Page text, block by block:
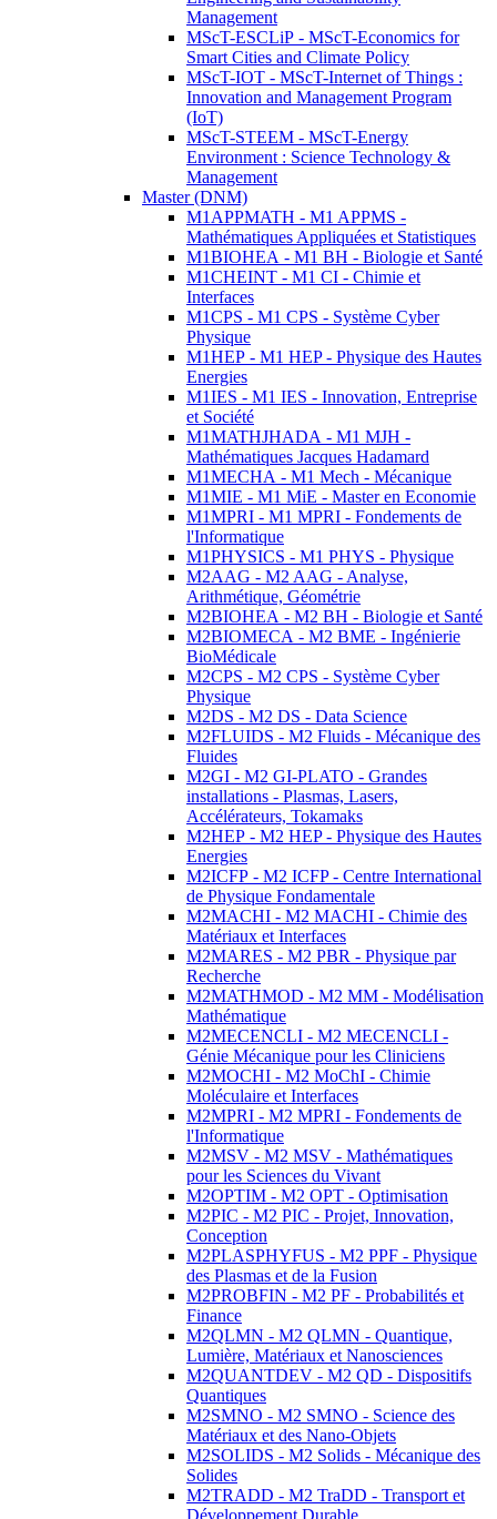
Management
MScT-ESCLiP - MScT-Economics for
Smart Cities and Climate Policy
MScT-IOT - MScT-Internet of Things :
Innovation and Management Program
(IoT)
MScT-STEEM - MScT-Energy
Environment : Science Technology &
Management
Master (DNM)
M1APPMATH - M1 APPMS -
Mathématiques Appliquées et Statistiques
M1BIOHEA - M1 BH - Biologie et Santé
M1CHEINT - M1 CI - Chimie et
Interfaces
M1CPS - M1 CPS - Système Cyber
Physique
M1HEP - M1 HEP - Physique des Hautes
Energies
M1IES - M1 IES - Innovation, Entreprise
et Société
M1MATHJHADA - M1 MJH -
Mathématiques Jacques Hadamard
M1MECHA - M1 Mech - Mécanique
M1MIE - M1 MiE - Master en Economie
M1MPRI - M1 MPRI - Fondements de
l'Informatique
M1PHYSICS - M1 PHYS - Physique
M2AAG - M2 AAG - Analyse,
Arithmétique, Géométrie
M2BIOHEA - M2 BH - Biologie et Santé
M2BIOMECA - M2 BME - Ingénierie
BioMédicale
M2CPS - M2 CPS - Système Cyber
Physique
M2DS - M2 DS - Data Science
M2FLUIDS - M2 Fluids - Mécanique des
Fluides
M2GI - M2 GI-PLATO - Grandes
installations - Plasmas, Lasers,
Accélérateurs, Tokamaks
M2HEP - M2 HEP - Physique des Hautes
Energies
M2ICFP - M2 ICFP - Centre International
de Physique Fondamentale
M2MACHI - M2 MACHI - Chimie des
Matériaux et Interfaces
M2MARES - M2 PBR - Physique par
Recherche
M2MATHMOD - M2 MM - Modélisation
Mathématique
M2MECENCLI - M2 MECENCLI -
Génie Mécanique pour les Cliniciens
M2MOCHI - M2 MoChI - Chimie
Moléculaire et Interfaces
M2MPRI - M2 MPRI - Fondements de
l'Informatique
M2MSV - M2 MSV - Mathématiques
pour les Sciences du Vivant
M2OPTIM - M2 OPT - Optimisation
M2PIC - M2 PIC - Projet, Innovation,
Conception
M2PLASPHYFUS - M2 PPF - Physique
des Plasmas et de la Fusion
M2PROBFIN - M2 PF - Probabilités et
Finance
M2QLMN - M2 QLMN - Quantique,
Lumière, Matériaux et Nanosciences
M2QUANTDEV - M2 QD - Dispositifs
Quantiques
M2SMNO - M2 SMNO - Science des
Matériaux et des Nano-Objets
M2SOLIDS - M2 Solids - Mécanique des
Solides
M2TRADD - M2 TraDD - Transport et
Développement Durable